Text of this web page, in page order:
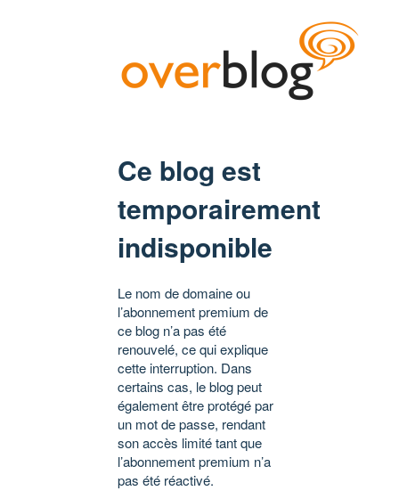
Ce blog est
temporairement
indisponible
Le nom de domaine ou
l’abonnement premium de
ce blog n’a pas été
renouvelé, ce qui explique
cette interruption. Dans
certains cas, le blog peut
également être protégé par
un mot de passe, rendant
son accès limité tant que
l’abonnement premium n’a
pas été réactivé.